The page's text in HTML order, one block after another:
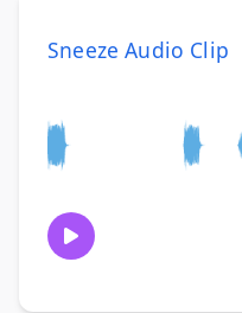
Sneeze Audio Clip